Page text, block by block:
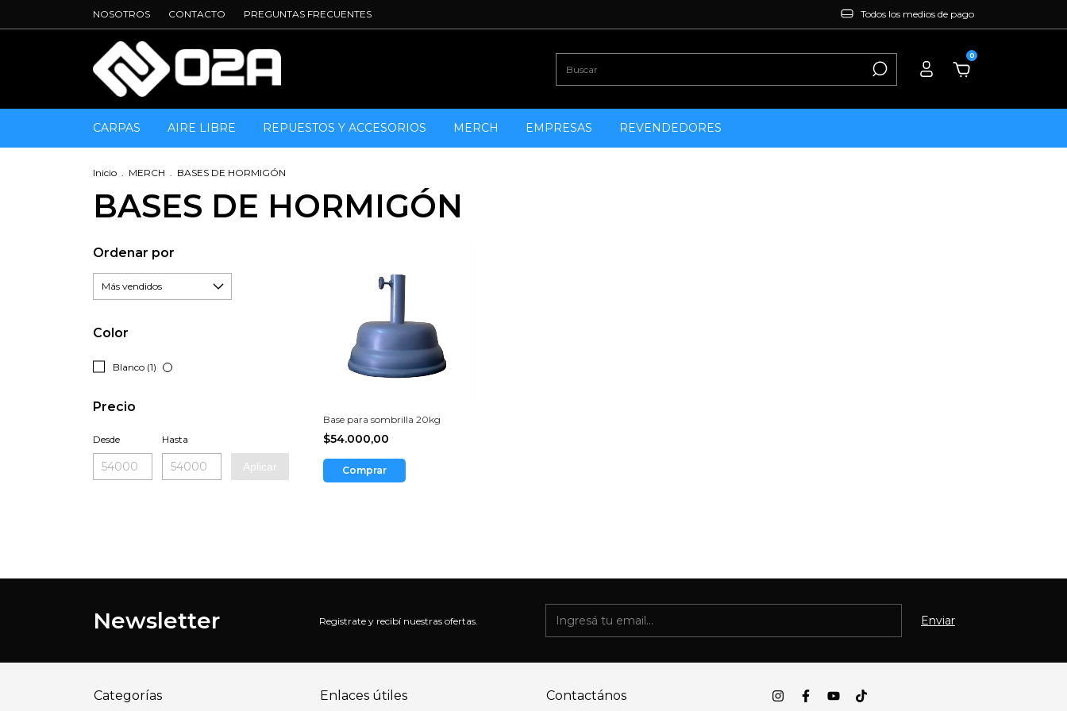
NOSOTROS CONTACTO PREGUNTAS FRECUENTES Todos los medios de pago
0
CARPAS AIRE LIBRE REPUESTOS Y ACCESORIOS MERCH EMPRESAS REVENDEDORES
Inicio . MERCH . BASES DE HORMIGÓN
BASES DE HORMIGÓN
Ordenar por
Color
Blanco (1)
Precio
Desde Hasta
Aplicar
Base para sombrilla 20kg
$54.000,00
Comprar
Newsletter Registrate y recibí nuestras ofertas.
Categorías Enlaces útiles Contactános